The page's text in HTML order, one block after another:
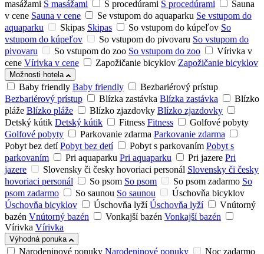
masážami S masážami S procedúrami S procedúrami
Sauna
v cene Sauna v cene Se vstupom do aquaparku Se vstupom do
aquaparku
Skipas Skipas So vstupom do kúpeľov So
vstupom do kúpeľov
So vstupom do pivovaru So vstupom do
pivovaru
So vstupom do zoo So vstupom do zoo
Vírivka v
cene Vírivka v cene Zapožičanie bicyklov Zapožičanie bicyklov
Možnosti hotela
Baby friendly Baby friendly
Bezbariérový prístup
Bezbariérový prístup
Blízka zastávka Blízka zastávka
Blízko
pláže Blízko pláže Blízko zjazdovky Blízko zjazdovky
Detský kútik Detský kútik Fitness Fitness
Golfové pobyty
Golfové pobyty
Parkovanie zdarma Parkovanie zdarma
Pobyt bez detí Pobyt bez detí Pobyt s parkovaním Pobyt s
parkovaním
Pri aquaparku Pri aquaparku Pri jazere Pri
jazere
Slovensky či česky hovoriaci personál Slovensky či česky
hovoriaci personál
So psom So psom So psom zadarmo So
psom zadarmo
So saunou So saunou
Úschovňa bicyklov
Úschovňa bicyklov
Úschovňa lyží Úschovňa lyží
Vnútorný
bazén Vnútorný bazén Vonkajší bazén Vonkajší bazén
Vírivka Vírivka
Výhodná ponuka
Narodeninové ponuky Narodeninové ponuky
Noc zadarmo